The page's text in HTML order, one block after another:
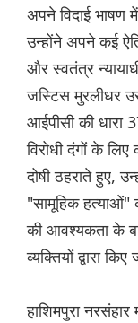
अपने विदाई भाषण
उन्होंने अपने कई
और स्वतंत्र
जस्टिस मुरलीधर
आईपीसी की धारा
विरोधी दंगों के
दोषी ठहराते हुए,
"सामूहिक हत्याओं"
की आवश्यकता के
व्यक्तियों द्वारा
हाशिमपुरा